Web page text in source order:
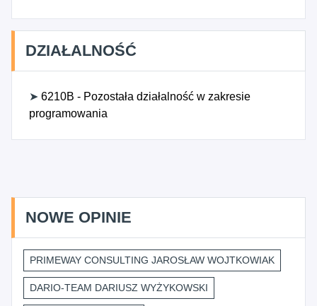
DZIAŁALNOŚĆ
➤ 6210B - Pozostała działalność w zakresie
programowania
NOWE OPINIE
PRIMEWAY CONSULTING JAROSŁAW WOJTKOWIAK
DARIO-TEAM DARIUSZ WYŻYKOWSKI